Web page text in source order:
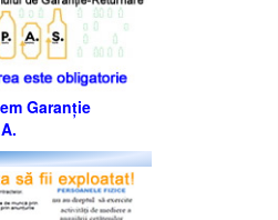
Garanție